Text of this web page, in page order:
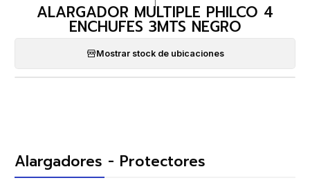
ALARGADOR MULTIPLE PHILCO 4
ENCHUFES 3MTS NEGRO
Mostrar stock de ubicaciones
Alargadores - Protectores